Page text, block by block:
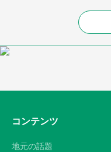
コンテンツ
地元の話題